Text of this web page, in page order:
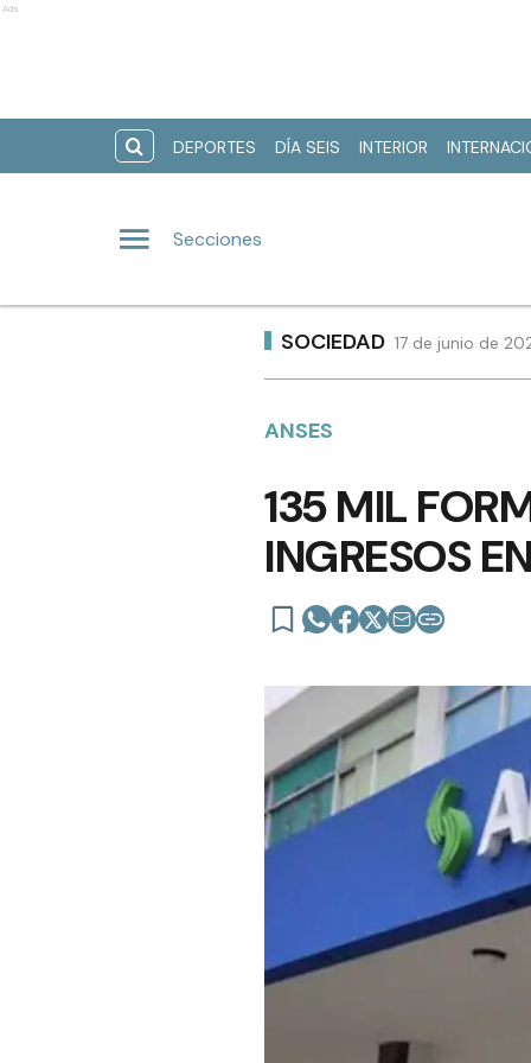
Ads
DEPORTES DÍA SEIS INTERIOR
Secciones
SOCIEDAD 17 de junio de
ANSES
135 MIL
INGRESOS